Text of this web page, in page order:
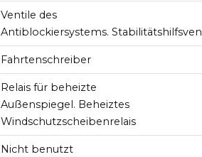
Ventile des
Antiblockiersystems.
Fahrtenschreiber
Relais für beheizte
Außenspiegel. Beheiztes
Windschutzscheibenrelais
Nicht benutzt